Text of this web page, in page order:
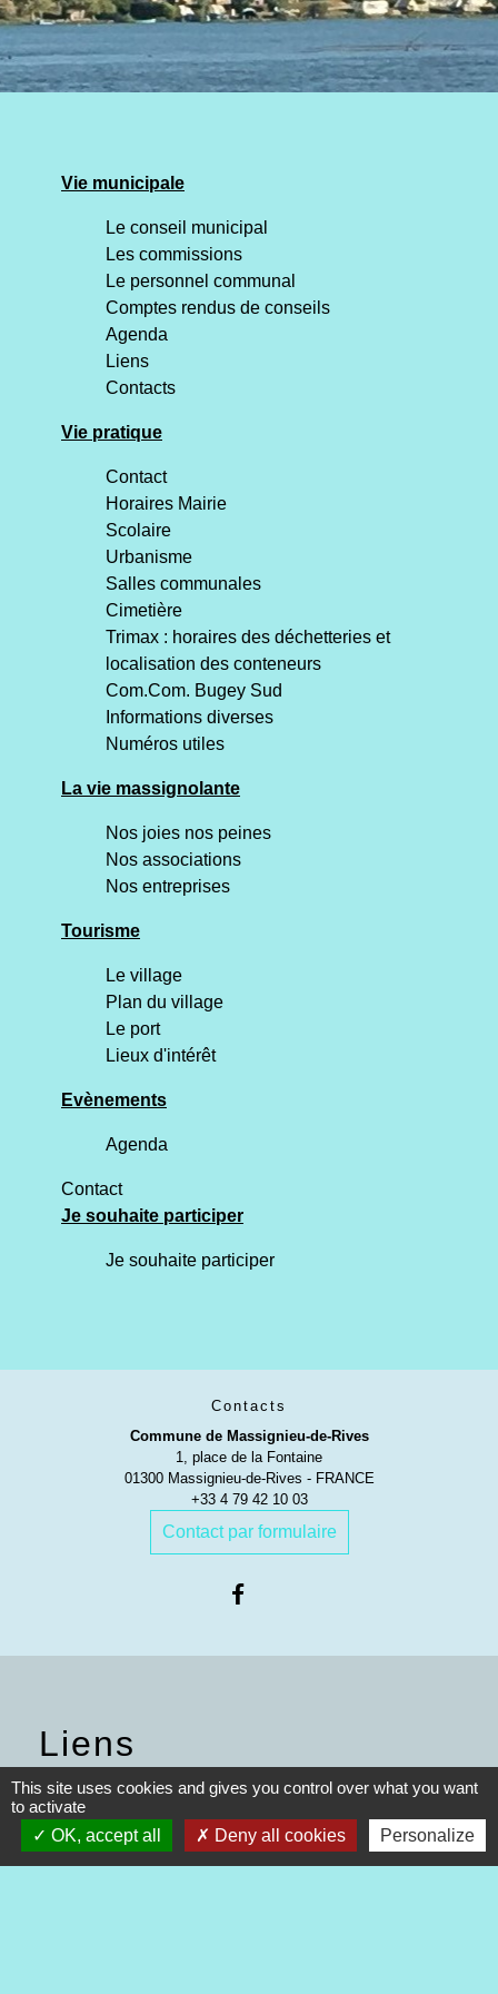
Vie municipale
Le conseil municipal
Les commissions
Le personnel communal
Comptes rendus de conseils
Agenda
Liens
Contacts
Vie pratique
Contact
Horaires Mairie
Scolaire
Urbanisme
Salles communales
Cimetière
Trimax : horaires des déchetteries et
localisation des conteneurs
Com.Com. Bugey Sud
Informations diverses
Numéros utiles
La vie massignolante
Nos joies nos peines
Nos associations
Nos entreprises
Tourisme
Le village
Plan du village
Le port
Lieux d'intérêt
Evènements
Agenda
Contact
Je souhaite participer
Je souhaite participer
Contacts
Commune de Massignieu-de-Rives
1, place de la Fontaine
01300 Massignieu-de-Rives - FRANCE
+33 4 79 42 10 03
Contact par formulaire
Liens
Communauté de Communes
Bugey Sud
Office de tourisme Bugey sud
This site uses cookies and gives you control over what you want
to activate
OK, accept all
Deny all cookies Personalize